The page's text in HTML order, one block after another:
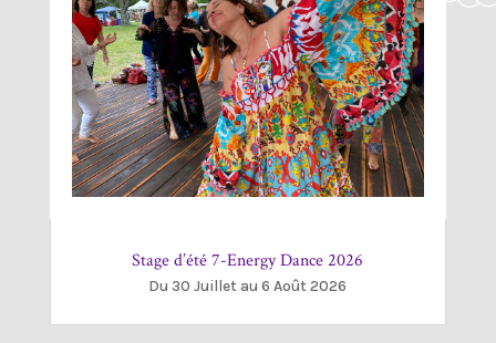
Stage d’été 7-Energy Dance 2026
Du 30 Juillet au 6 Août 2026